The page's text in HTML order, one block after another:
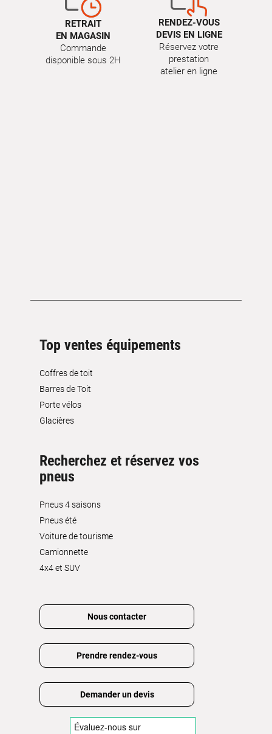
RETRAIT
EN MAGASIN
Commande
disponible sous 2H
RENDEZ-VOUS
DEVIS EN LIGNE
Réservez votre
prestation
atelier en ligne
Top ventes équipements
Coffres de toit
Barres de Toit
Porte vélos
Glacières
Recherchez et réservez vos
pneus
Pneus 4 saisons
Pneus été
Voiture de tourisme
Camionnette
4x4 et SUV
Nous contacter
Prendre rendez-vous
Demander un devis